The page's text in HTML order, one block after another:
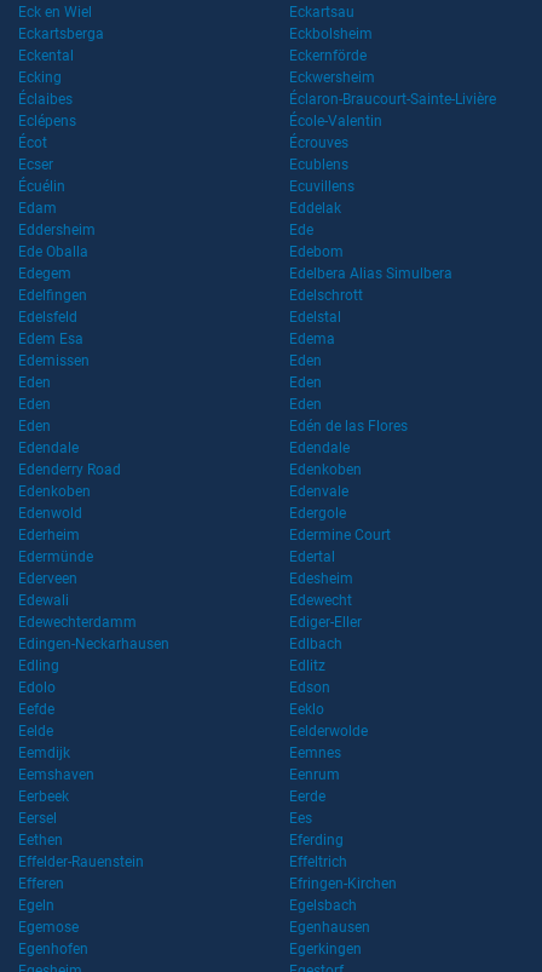
Eck en Wiel
Eckartsau
Eckartsberga
Eckbolsheim
Eckental
Eckernförde
Ecking
Eckwersheim
Éclaibes
Éclaron-Braucourt-Sainte-Livière
Eclépens
École-Valentin
Écot
Écrouves
Ecser
Ecublens
Écuélin
Ecuvillens
Edam
Eddelak
Eddersheim
Ede
Ede Oballa
Edebom
Edegem
Edelbera Alias Simulbera
Edelfingen
Edelschrott
Edelsfeld
Edelstal
Edem Esa
Edema
Edemissen
Eden
Eden
Eden
Eden
Eden
Eden
Edén de las Flores
Edendale
Edendale
Edenderry Road
Edenkoben
Edenkoben
Edenvale
Edenwold
Edergole
Ederheim
Edermine Court
Edermünde
Edertal
Ederveen
Edesheim
Edewali
Edewecht
Edewechterdamm
Ediger-Eller
Edingen-Neckarhausen
Edlbach
Edling
Edlitz
Edolo
Edson
Eefde
Eeklo
Eelde
Eelderwolde
Eemdijk
Eemnes
Eemshaven
Eenrum
Eerbeek
Eerde
Eersel
Ees
Eethen
Eferding
Effelder-Rauenstein
Effeltrich
Efferen
Efringen-Kirchen
Egeln
Egelsbach
Egemose
Egenhausen
Egenhofen
Egerkingen